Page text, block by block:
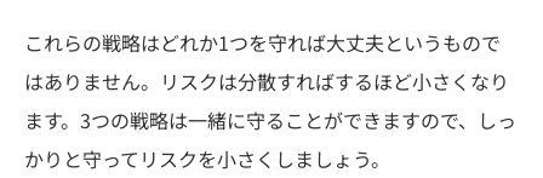
これらの戦略はどれか1つを守れば大丈夫というもので
はありません。リスクは分散すればするほど小さくなり
ます。3つの戦略は一緒に守ることができますので、しっ
かりと守ってリスクを小さくしましょう。